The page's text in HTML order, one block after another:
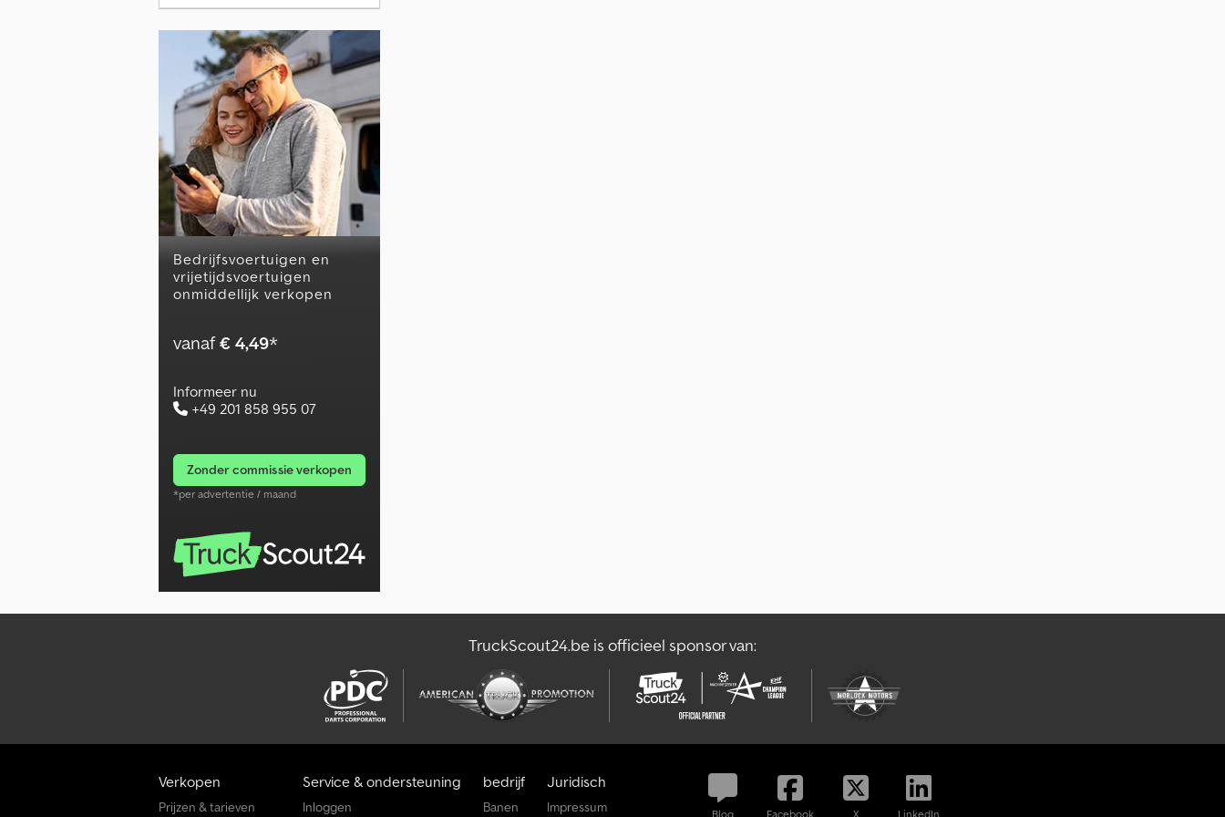
Bedrijfsvoertuigen en
vrijetijdsvoertuigen
onmiddellijk verkopen
vanaf€ 4,49*
Informeer nu
+49 201 858 955 07
zonder commissie verkopen
*per advertentie / maand
TruckScout24.be is officieel sponsor van:
Verkopen
Prijzen & tarieven
Service & ondersteuning
Inloggen
bedrijf
Banen
Juridisch
Impressum Blog Facebook X LinkedIn